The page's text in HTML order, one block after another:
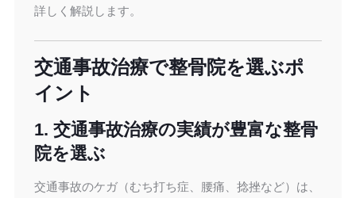
詳しく解説します。
交通事故治療で整骨院を選ぶポ
イント
1. 交通事故治療の実績が豊富な整骨
院を選ぶ
交通事故のケガ（むち打ち症、腰痛、捻挫など）は、